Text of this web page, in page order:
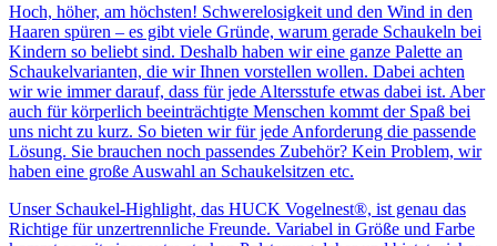
Hoch, höher, am höchsten! Schwerelosigkeit und den Wind in den
Haaren spüren – es gibt viele Gründe, warum gerade Schaukeln bei
Kindern so beliebt sind. Deshalb haben wir eine ganze Palette an
Schaukelvarianten, die wir Ihnen vorstellen wollen. Dabei achten
wir wie immer darauf, dass für jede Altersstufe etwas dabei ist. Aber
auch für körperlich beeinträchtigte Menschen kommt der Spaß bei
uns nicht zu kurz. So bieten wir für jede Anforderung die passende
Lösung. Sie brauchen noch passendes Zubehör? Kein Problem, wir
haben eine große Auswahl an Schaukelsitzen etc.
Unser Schaukel-Highlight, das HUCK Vogelnest®, ist genau das
Richtige für unzertrennliche Freunde. Variabel in Größe und Farbe